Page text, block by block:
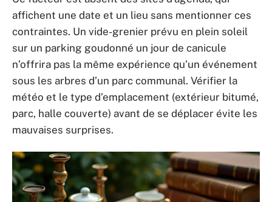
affichent une date et un lieu sans mentionner ces
contraintes. Un vide-grenier prévu en plein soleil
sur un parking goudonné un jour de canicule
n’offrira pas la même expérience qu’un événement
sous les arbres d’un parc communal. Vérifier la
météo et le type d’emplacement (extérieur bitumé,
parc, halle couverte) avant de se déplacer évite les
mauvaises surprises.